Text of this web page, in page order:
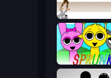
Gunblood
Sprunki